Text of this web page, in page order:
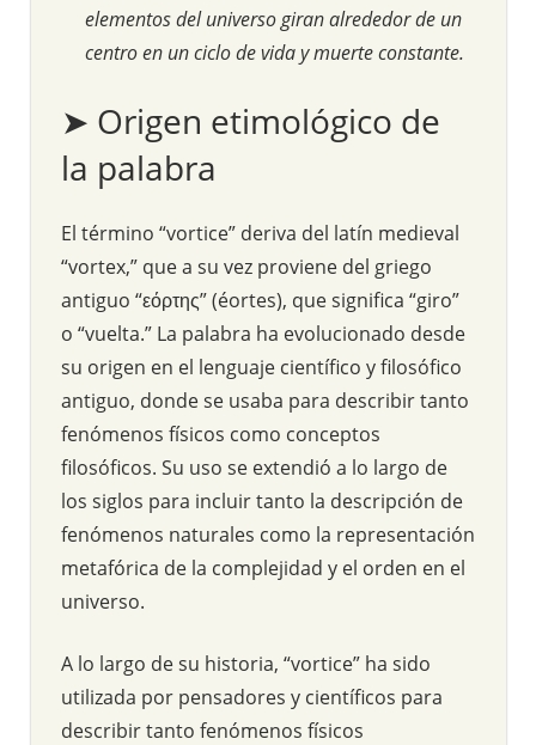
elementos del universo giran alrededor de un
centro en un ciclo de vida y muerte constante.
➤ Origen etimológico de
la palabra
El término “vortice” deriva del latín medieval
“vortex,” que a su vez proviene del griego
antiguo “εόρτης” (éortes), que significa “giro”
o “vuelta.” La palabra ha evolucionado desde
su origen en el lenguaje científico y filosófico
antiguo, donde se usaba para describir tanto
fenómenos físicos como conceptos
filosóficos. Su uso se extendió a lo largo de
los siglos para incluir tanto la descripción de
fenómenos naturales como la representación
metafórica de la complejidad y el orden en el
universo.
A lo largo de su historia, “vortice” ha sido
utilizada por pensadores y científicos para
describir tanto fenómenos físicos